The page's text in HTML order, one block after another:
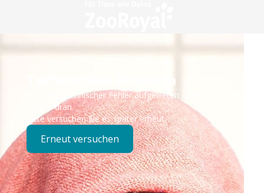
Technisches Problem
Es ist ein technischer Fehler aufgetreten – wir sind
bereits dran.
Bitte versuchen Sie es später erneut.
Erneut versuchen